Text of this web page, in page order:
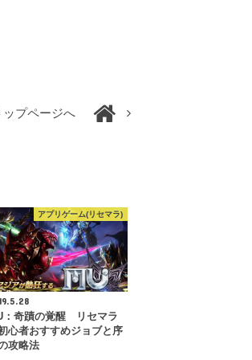
ップページへ
アプリゲーム(リセマラ)
：奇蹟の覚醒 リセマラ
心者おすすめジョブと序
攻略法